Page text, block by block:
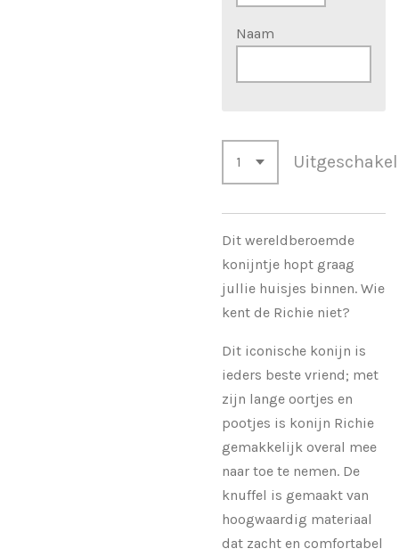
Naam
Dit wereldberoemde
konijntje hopt graag
jullie huisjes binnen. Wie
kent de Richie niet?
Dit iconische konijn is
ieders beste vriend; met
zijn lange oortjes en
pootjes is konijn Richie
gemakkelijk overal mee
naar toe te nemen. De
knuffel is gemaakt van
hoogwaardig materiaal
dat zacht en comfortabel